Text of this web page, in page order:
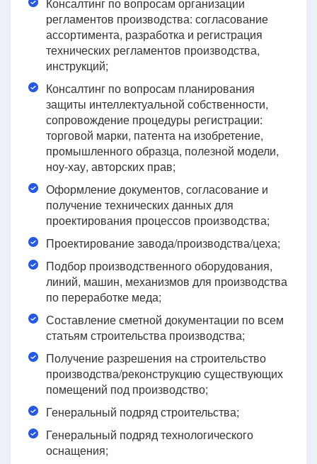
регламентов производства: согласование
ассортимента, разработка и регистрация
технических регламентов производства,
инструкций;
Консалтинг по вопросам планирования
защиты интеллектуальной собственности,
сопровождение процедуры регистрации:
торговой марки, патента на изобретение,
промышленного образца, полезной модели,
ноу-хау, авторских прав;
Оформление документов, согласование и
получение технических данных для
проектирования процессов производства;
Проектирование завода/производства/цеха;
Подбор производственного оборудования,
линий, машин, механизмов для производства
по переработке меда;
Составление сметной документации по всем
статьям строительства производства;
Получение разрешения на строительство
производства/реконструкцию существующих
помещений под производство;
Генеральный подряд строительства;
Генеральный подряд технологического
оснащения;